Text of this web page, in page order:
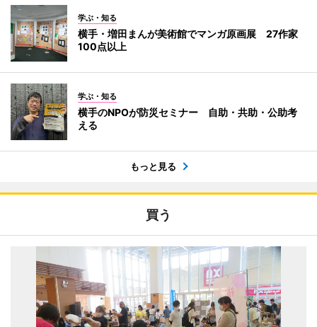
学ぶ・知る
横手・増田まんが美術館でマンガ原画展 27作家
100点以上
学ぶ・知る
横手のNPOが防災セミナー 自助・共助・公助考
える
もっと見る
買う